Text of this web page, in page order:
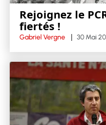
Rejoignez le
fiertés !
Gabriel Vergne 30 Mai